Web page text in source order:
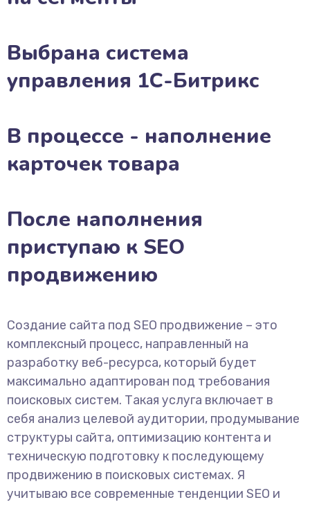
Выбрана система
управления 1С-Битрикс
В процессе - наполнение
карточек товара
После наполнения
приступаю к SEO
продвижению
Создание сайта под SEO продвижение – это
комплексный процесс, направленный на
разработку веб-ресурса, который будет
максимально адаптирован под требования
поисковых систем. Такая услуга включает в
себя анализ целевой аудитории, продумывание
структуры сайта, оптимизацию контента и
техническую подготовку к последующему
продвижению в поисковых системах. Я
учитываю все современные тенденции SEO и